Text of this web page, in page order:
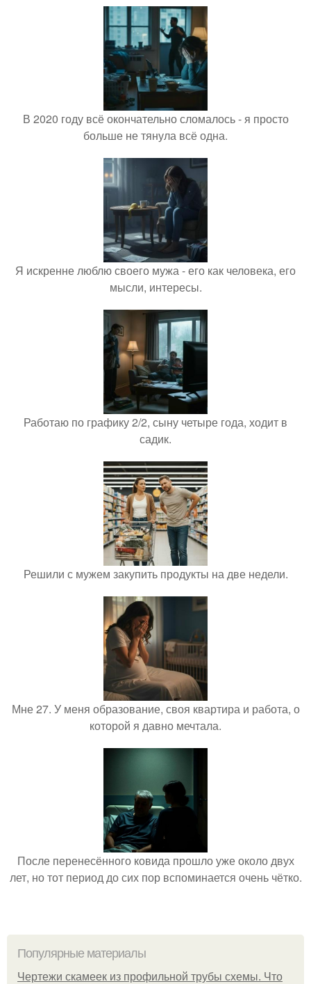
В 2020 году всё окончательно сломалось - я просто
больше не тянула всё одна.
Я искренне люблю своего мужа - его как человека, его
мысли, интересы.
Работаю по графику 2/2, сыну четыре года, ходит в
садик.
Решили с мужем закупить продукты на две недели.
Мне 27. У меня образование, своя квартира и работа, о
которой я давно мечтала.
После перенесённого ковида прошло уже около двух
лет, но тот период до сих пор вспоминается очень чётко.
Популярные материалы
Чертежи скамеек из профильной трубы схемы. Что